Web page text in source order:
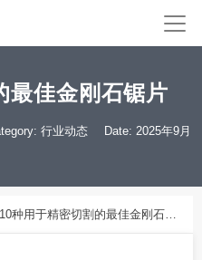
最佳金刚石锯片
行业动态
Date: 2025年9月
10种用于精密切割的最佳金刚石锯片